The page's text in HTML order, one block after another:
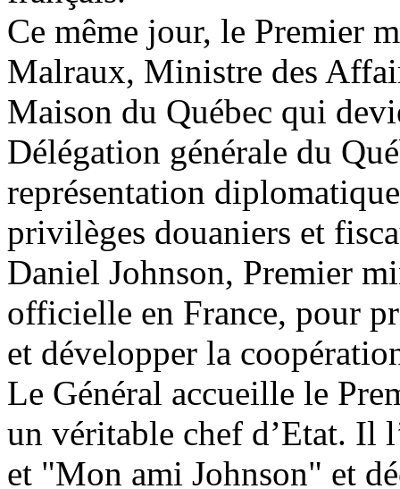
Ce même jour, le Premier
Malraux, Ministre des
Maison du Québec qui
Délégation générale du
représentation
privilèges douaniers et
Daniel Johnson, Premier
officielle en France, pour
et développer la
Le Général accueille le
un véritable chef d’Etat. Il
et "Mon ami Johnson" et